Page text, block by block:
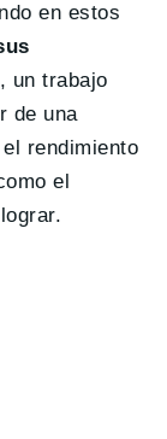
en estos
, un trabajo
de una
rendimiento
el